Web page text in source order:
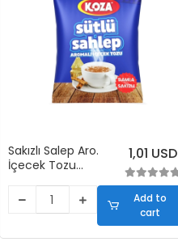
Sakızlı Salep Aro.
İçecek Tozu
1,01 USD
Add to
cart